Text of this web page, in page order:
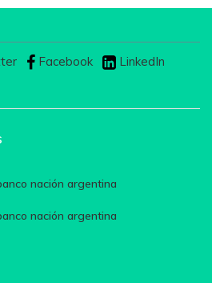
Facebook
LinkedIn
nación argentina
nación argentina